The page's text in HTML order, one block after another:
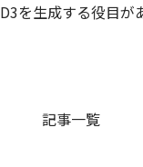
を生成する役目が
記事一覧